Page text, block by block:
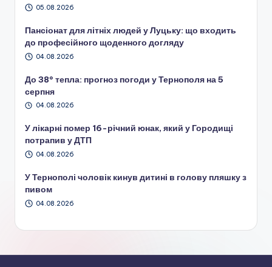
05.08.2026
Пансіонат для літніх людей у Луцьку: що входить
до професійного щоденного догляду
04.08.2026
До 38° тепла: прогноз погоди у Тернополя на 5
серпня
04.08.2026
У лікарні помер 16-річний юнак, який у Городищі
потрапив у ДТП
04.08.2026
У Тернополі чоловік кинув дитині в голову пляшку з
пивом
04.08.2026